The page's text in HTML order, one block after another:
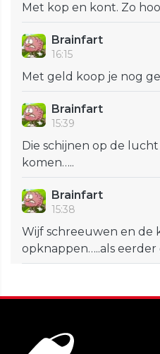
Met kop en kont. Zo
Brainfart
16:15
Met geld koop je nog
Brainfart
15:39
Die schijnen op de
komen…..
Brainfart
15:38
Wijf schreeuwen en de
opknappen…..als